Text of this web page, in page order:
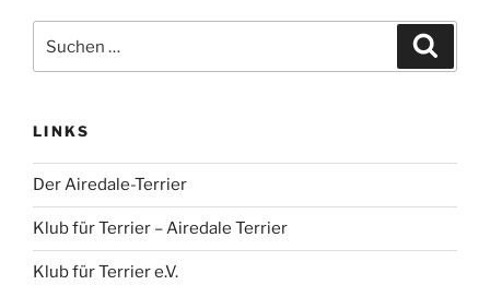
nach:
LINKS
Der Airedale-Terrier
Klub für Terrier – Airedale Terrier
Klub für Terrier e.V.